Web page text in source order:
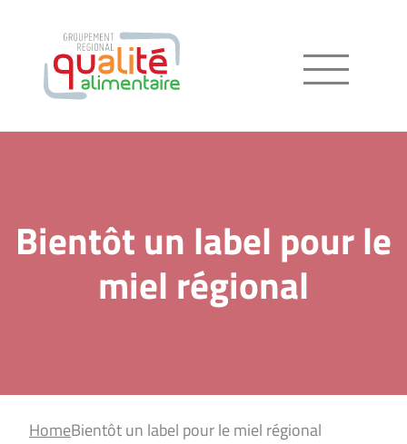
Menu
Bientôt un label pour le
miel régional
HomeBientôt un label pour le miel régional